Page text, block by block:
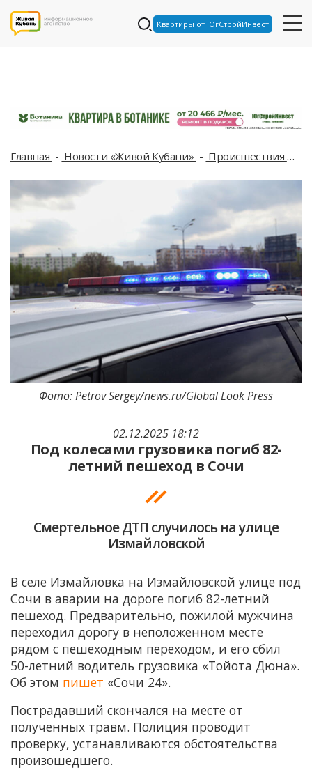
Квартиры от ЮгСтройИнвест
Главная Новости «Живой Кубани» Происшествия
02.12.2025 18:12
Под колесами грузовика погиб 82-
летний пешеход в Сочи
Смертельное ДТП случилось на улице
Измайловской
Фото: Petrov Sergey/news.ru/Global Look Press
В селе Измайловка на Измайловской улице под
Сочи в аварии на дороге погиб 82-летний
пешеход. Предварительно, пожилой мужчина
переходил дорогу в неположенном месте
рядом с пешеходным переходом, и его сбил
50-летний водитель грузовика «Тойота Дюна».
Об этом пишет «Сочи 24».
Пострадавший скончался на месте от
полученных травм. Полиция проводит
проверку, устанавливаются обстоятельства
произошедшего.